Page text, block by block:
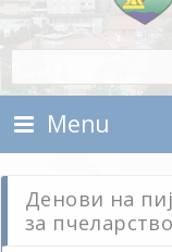
Municipality of Delchevo
Menu
Денови на
за